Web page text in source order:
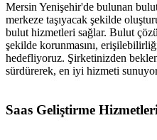
Mersin Yenişehir'de bulunan
merkeze taşıyacak şekilde
bulut hizmetleri sağlar. Bulut
şekilde korunmasını,
hedefliyoruz. Şirketinizden
sürdürerek, en iyi hizmeti
Saas Geliştirme Hizmetleri